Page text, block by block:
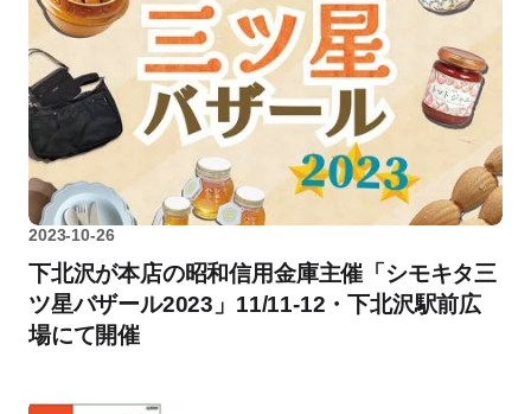
2023-10-26
下北沢が本店の昭和信用金庫主催「シモキタ三
ツ星バザール2023」11/11-12・下北沢駅前広
場にて開催